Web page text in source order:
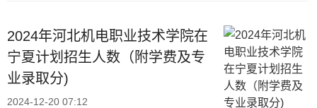
2024年河北机电职业技术学院在
宁夏计划招生人数（附学费及专
业录取分)
2024-12-20 07:12